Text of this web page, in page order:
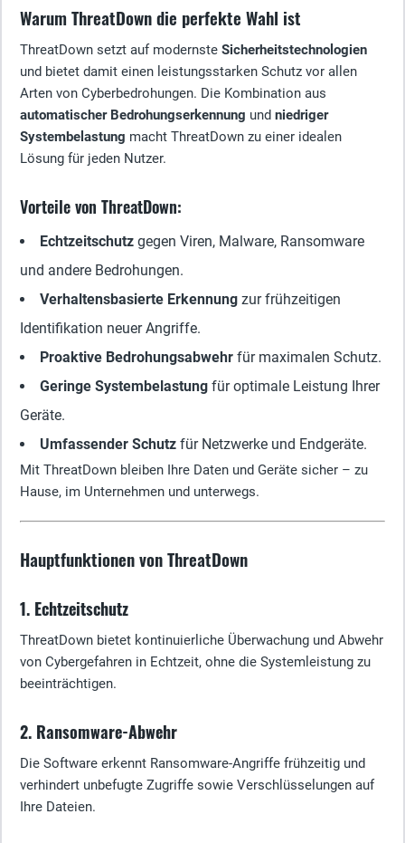
Warum ThreatDown die perfekte Wahl ist
ThreatDown setzt auf modernste Sicherheitstechnologien
und bietet damit einen leistungsstarken Schutz vor allen
Arten von Cyberbedrohungen. Die Kombination aus
automatischer Bedrohungserkennung und niedriger
Systembelastung macht ThreatDown zu einer idealen
Lösung für jeden Nutzer.
Vorteile von ThreatDown:
Echtzeitschutz gegen Viren, Malware, Ransomware
und andere Bedrohungen.
Verhaltensbasierte Erkennung zur frühzeitigen
Identifikation neuer Angriffe.
Proaktive Bedrohungsabwehr für maximalen Schutz.
Geringe Systembelastung für optimale Leistung Ihrer
Geräte.
Umfassender Schutz für Netzwerke und Endgeräte.
Mit ThreatDown bleiben Ihre Daten und Geräte sicher – zu
Hause, im Unternehmen und unterwegs.
Hauptfunktionen von ThreatDown
1. Echtzeitschutz
ThreatDown bietet kontinuierliche Überwachung und Abwehr
von Cybergefahren in Echtzeit, ohne die Systemleistung zu
beeinträchtigen.
2. Ransomware-Abwehr
Die Software erkennt Ransomware-Angriffe frühzeitig und
verhindert unbefugte Zugriffe sowie Verschlüsselungen auf
Ihre Dateien.